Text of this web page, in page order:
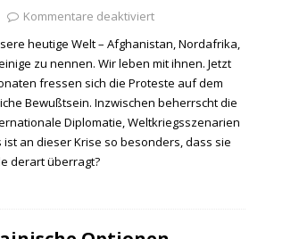
Kommentare deaktiviert
heutige Welt – Afghanistan, Nordafrika,
zu nennen. Wir leben mit ihnen. Jetzt
fressen sich die Proteste auf dem
Bewußtsein. Inzwischen beherrscht die
Diplomatie, Weltkriegsszenarien
an dieser Krise so besonders, dass sie
derart überragt?